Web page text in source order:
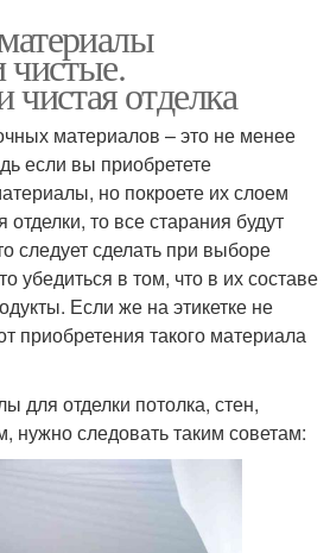
чистые.
чистая отделка
материалов – это не менее
если вы приобретете
но покроете их слоем
то все старания будут
следует сделать при выборе
убедиться в том, что в их составе
Если же на этикетке не
приобретения такого материала
для отделки потолка, стен,
нужно следовать таким советам: